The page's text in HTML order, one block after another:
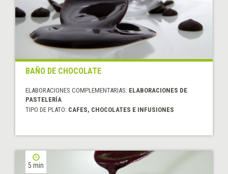
BAÑO DE CHOCOLATE
ELABORACIONES COMPLEMENTARIAS: ELABORACIONES DE
PASTELERÍA
TIPO DE PLATO: CAFES, CHOCOLATES E INFUSIONES
5 min